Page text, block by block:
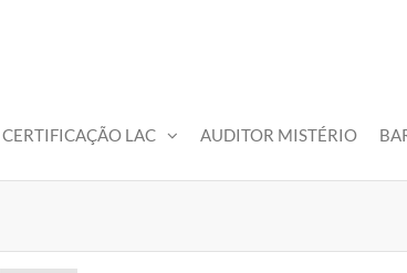
CERTIFICAÇÃO LAC AUDITOR MISTÉRIO